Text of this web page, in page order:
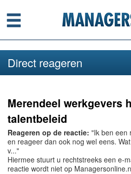
Menu
Direct reageren
Merendeel werkgevers
talentbeleid
Reageren op de reactie: "Ik ben een
en reageer dan ook nog wel eens.
v..."
Hiermee stuurt u rechtstreeks een e-
reactie wordt niet op